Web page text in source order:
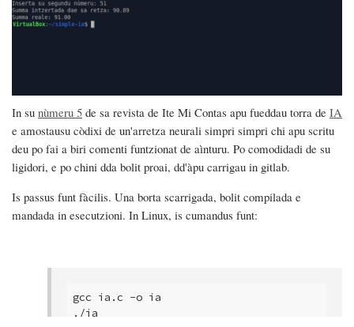
de
aìnturu
In su nùmeru 5 de sa revista de Ite Mi Contas apu fueddau torra de IA
e amostausu còdixi de un'arretza neurali simpri simpri chi apu scritu
deu po fai a biri comenti funtzionat de aìnturu. Po comodidadi de su
ligidori, e po chini dda bolit proai, dd'àpu carrigau in gitlab.
Is passus funt fàcilis. Una borta scarrigada, bolit compilada e
mandada in esecutzioni. In Linux, is cumandus funt:
gcc ia.c -o ia
./ia